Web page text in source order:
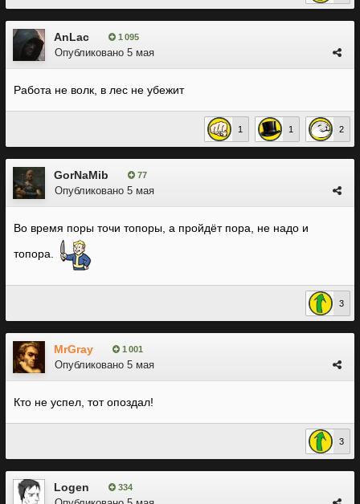
AnLac 1 095
Опубликовано 5 мая
Работа не волк, в лес не убежит
1 1 2
GorNaMib 77
Опубликовано 5 мая
Во время поры точи топоры, а пройдёт пора, не надо и
топора.
3
MrGray 1 001
Опубликовано 5 мая
Кто не успел, тот опоздал!
3
Logen 334